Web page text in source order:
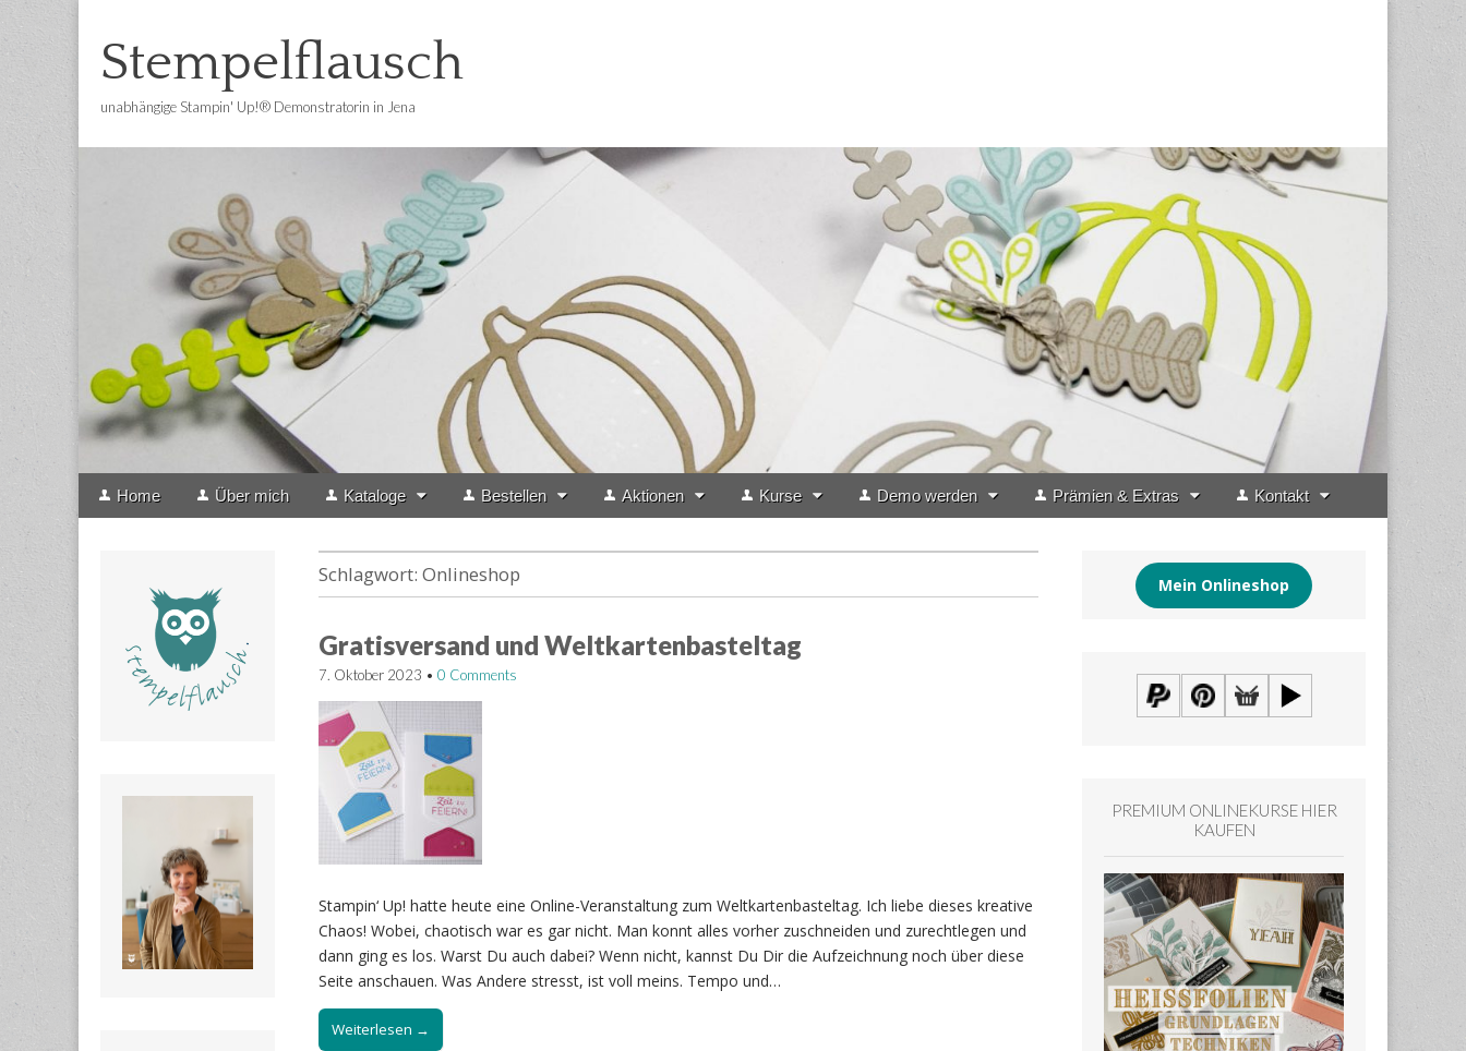
Stempelflausch
unabhängige Stampin' Up!® Demonstratorin in Jena
Main
Skip
Home Über mich Kataloge Bestellen Aktionen Kurse Demo werden Prämien & Extras Kontakt
Schlagwort: Onlineshop
Gratisversand und Weltkartenbasteltag
7. Oktober 2023 • 0 Comments
Stampin‘ Up! hatte heute eine Online-Veranstaltung zum Weltkartenbasteltag. Ich liebe dieses kreative
Chaos! Wobei, chaotisch war es gar nicht. Man konnt alles vorher zuschneiden und zurechtlegen und
dann ging es los. Warst Du auch dabei? Wenn nicht, kannst Du Dir die Aufzeichnung noch über diese
Seite anschauen. Was Andere stresst, ist voll meins. Tempo und…
Weiterlesen →
Mein Onlineshop
PREMIUM ONLINEKURSE HIER
KAUFEN